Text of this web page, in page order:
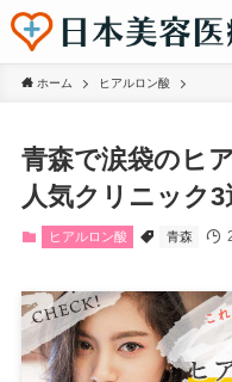
ホーム ヒアルロン酸
青森で涙袋のヒ
人気クリニック3
ヒアルロン酸 青森